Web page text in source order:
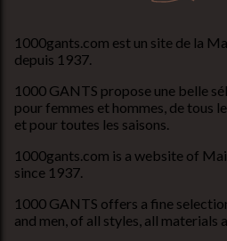
1000gants.com est un site de la
depuis 1937.
1000 GANTS propose une belle
pour femmes et hommes, de tous
et pour toutes les saisons.
1000gants.com is a website of
since 1937.
1000 GANTS offers a fine
and men, of all styles, all materials